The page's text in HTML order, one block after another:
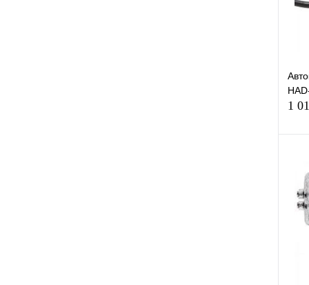
1
клик